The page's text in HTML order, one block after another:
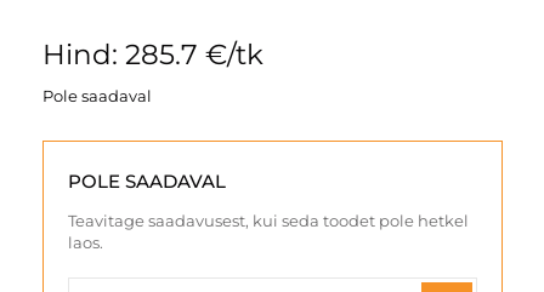
Hind: 285.7 €/tk
Pole saadaval
POLE SAADAVAL
Teavitage saadavusest, kui seda toodet pole hetkel
laos.